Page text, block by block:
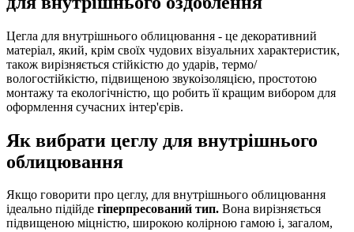
Цегла для внутрішнього облицювання - це декоративний
матеріал, який, крім своїх чудових візуальних характеристик,
також вирізняється стійкістю до ударів, термо/
вологостійкістю, підвищеною звукоізоляцією, простотою
монтажу та екологічністю, що робить її кращим вибором для
оформлення сучасних інтер'єрів.
Як вибрати цеглу для внутрішнього
облицювання
Якщо говорити про цеглу, для внутрішнього облицювання
ідеально підійде гіперпресований тип. Вона вирізняється
підвищеною міцністю, широкою колірною гамою і, загалом,